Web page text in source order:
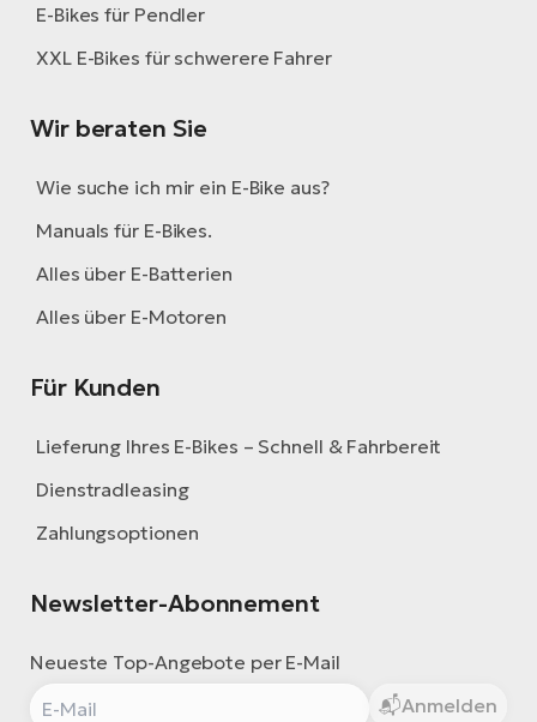
E-Bikes für Pendler
XXL E-Bikes für schwerere Fahrer
Wir beraten Sie
Wie suche ich mir ein E-Bike aus?
Manuals für E-Bikes.
Alles über E-Batterien
Alles über E-Motoren
Für Kunden
Lieferung Ihres E-Bikes – Schnell & Fahrbereit
Dienstradleasing
Zahlungsoptionen
Newsletter-Abonnement
Neueste Top-Angebote per E-Mail
Anmelden